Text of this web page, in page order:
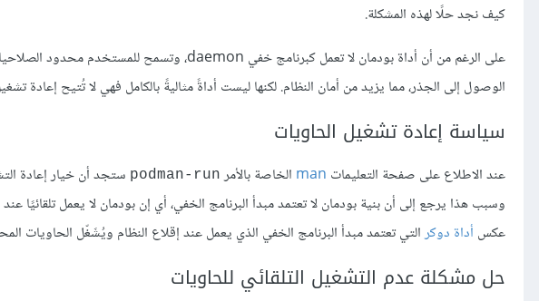
كيف نجد حلًا لهذه المشكلة.
الوصول إلى الجذر، مما يزيد من أمان النظام. لكنها ليست أداةً مثاليةً بالكامل فهي لا تُتيح إعادة
سياسة إعادة تشغيل الحاويات
عند الاطلاع على صفحة التعليمات man الخاصة بالأمر podman-run ستجد أن خيار إعادة
وسبب هذا يرجع إلى أن بنية بودمان لا تعتمد مبدأ البرنامج الخفي، أي إن بودمان لا يعمل تلقائيًا
عكس أداة دوكرالتي تعتمد مبدأ البرنامج الخفي الذي يعمل عند إقلاع النظام ويُشَغّل الحاويات
حل مشكلة عدم التشغيل التلقائي للحاويات